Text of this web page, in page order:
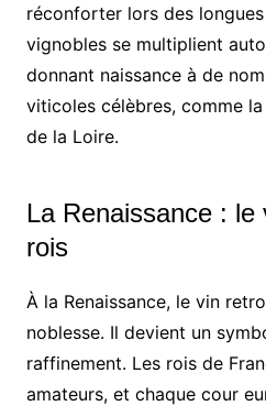
réconforter lors des longues
vignobles se multiplient
donnant naissance à de
viticoles célèbres, comme
de la Loire.
La Renaissance :
rois
À la Renaissance, le vin
noblesse. Il devient un
raffinement. Les rois de
amateurs, et chaque cour